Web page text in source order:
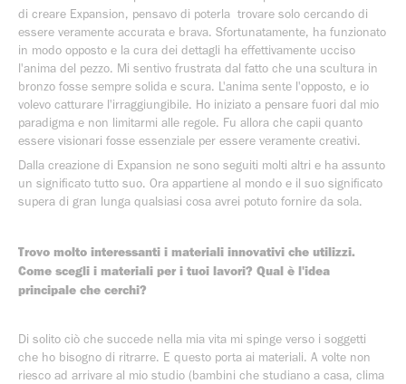
di creare Expansion, pensavo di poterla trovare solo cercando di
essere veramente accurata e brava. Sfortunatamente, ha funzionato
in modo opposto e la cura dei dettagli ha effettivamente ucciso
l'anima del pezzo. Mi sentivo frustrata dal fatto che una scultura in
bronzo fosse sempre solida e scura. L'anima sente l'opposto, e io
volevo catturare l'irraggiungibile. Ho iniziato a pensare fuori dal mio
paradigma e non limitarmi alle regole. Fu allora che capii quanto
essere visionari fosse essenziale per essere veramente creativi.
Dalla creazione di Expansion ne sono seguiti molti altri e ha assunto
un significato tutto suo. Ora appartiene al mondo e il suo significato
supera di gran lunga qualsiasi cosa avrei potuto fornire da sola.
Trovo molto interessanti i materiali innovativi che utilizzi.
Come scegli i materiali per i tuoi lavori? Qual è l'idea
principale che cerchi?
Di solito ciò che succede nella mia vita mi spinge verso i soggetti
che ho bisogno di ritrarre. E questo porta ai materiali. A volte non
riesco ad arrivare al mio studio (bambini che studiano a casa, clima